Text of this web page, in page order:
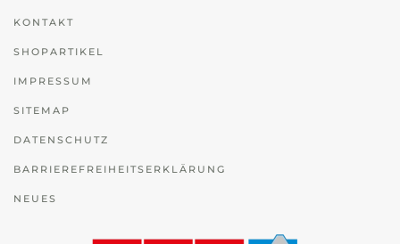
KONTAKT
SHOPARTIKEL
IMPRESSUM
SITEMAP
DATENSCHUTZ
BARRIEREFREIHEITSERKLÄRUNG
NEUES